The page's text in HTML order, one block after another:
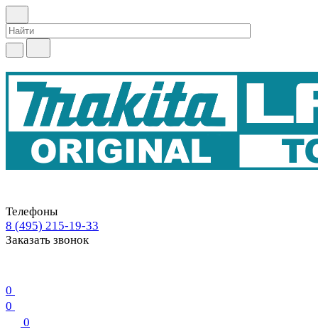
Телефоны
8 (495) 215-19-33
Заказать звонок
0
0
0